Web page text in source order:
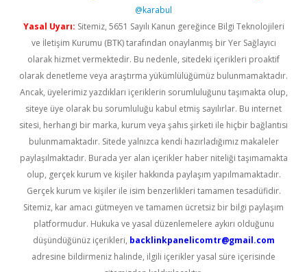
@karabul
Yasal Uyarı: Sitemiz, 5651 Sayılı Kanun gereğince Bilgi Teknolojileri
ve İletişim Kurumu (BTK) tarafından onaylanmış bir Yer Sağlayıcı
olarak hizmet vermektedir. Bu nedenle, sitedeki içerikleri proaktif
olarak denetleme veya araştırma yükümlülüğümüz bulunmamaktadır.
Ancak, üyelerimiz yazdıkları içeriklerin sorumluluğunu taşımakta olup,
siteye üye olarak bu sorumluluğu kabul etmiş sayılırlar. Bu internet
sitesi, herhangi bir marka, kurum veya şahıs şirketi ile hiçbir bağlantısı
bulunmamaktadır. Sitede yalnızca kendi hazırladığımız makaleler
paylaşılmaktadır. Burada yer alan içerikler haber niteliği taşımamakta
olup, gerçek kurum ve kişiler hakkında paylaşım yapılmamaktadır.
Gerçek kurum ve kişiler ile isim benzerlikleri tamamen tesadüfidir.
Sitemiz, kar amacı gütmeyen ve tamamen ücretsiz bir bilgi paylaşım
platformudur. Hukuka ve yasal düzenlemelere aykırı olduğunu
düşündüğünüz içerikleri, backlinkpanelicomtr@gmail.com
adresine bildirmeniz halinde, ilgili içerikler yasal süre içerisinde